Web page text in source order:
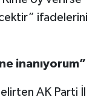
ifadelerini
inanıyorum”
AK Parti İl